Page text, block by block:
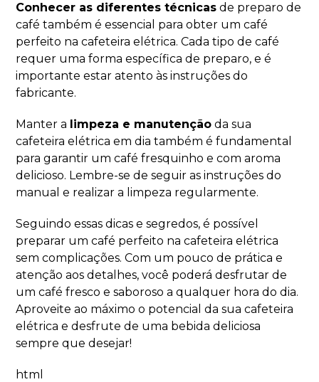
Conhecer as diferentes técnicas de preparo de
café também é essencial para obter um café
perfeito na cafeteira elétrica. Cada tipo de café
requer uma forma específica de preparo, e é
importante estar atento às instruções do
fabricante.
Manter a limpeza e manutenção da sua
cafeteira elétrica em dia também é fundamental
para garantir um café fresquinho e com aroma
delicioso. Lembre-se de seguir as instruções do
manual e realizar a limpeza regularmente.
Seguindo essas dicas e segredos, é possível
preparar um café perfeito na cafeteira elétrica
sem complicações. Com um pouco de prática e
atenção aos detalhes, você poderá desfrutar de
um café fresco e saboroso a qualquer hora do dia.
Aproveite ao máximo o potencial da sua cafeteira
elétrica e desfrute de uma bebida deliciosa
sempre que desejar!
html